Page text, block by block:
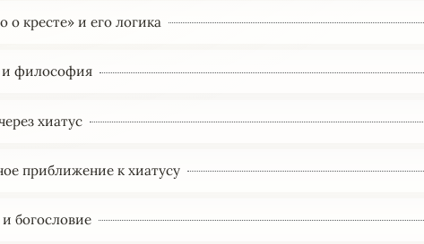
о кресте» и его логика
и философия
хиатус
приближение к хиатусу
богословие